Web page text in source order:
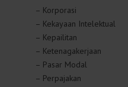
– Korporasi
– Kekayaan Intelektual
– Kepailitan
– Ketenagakerjaan
– Pasar Modal
– Perpajakan